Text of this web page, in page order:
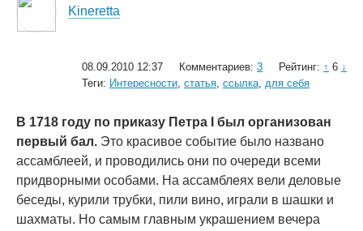
Kineretta
08.09.2010 12:37 Комментариев: 3 Рейтинг: ↑ 6 ↓
Теги: Интересности, статья, ссылка, для себя
В 1718 году по приказу Петра I был организован
первый бал. Это красивое событие было названо
ассамблеей, и проводились они по очереди всеми
придворными особами. На ассамблеях вели деловые
беседы, курили трубки, пили вино, играли в шашки и
шахматы. Но самым главным украшением вечера